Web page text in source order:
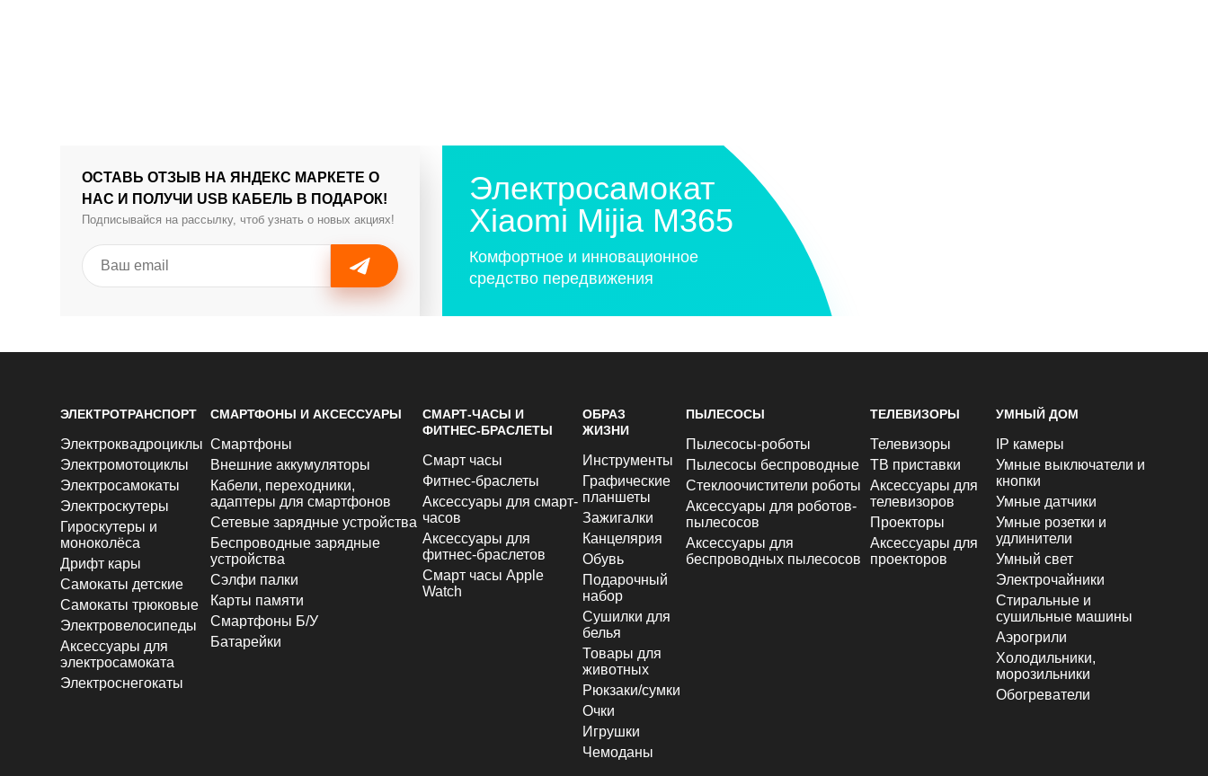
ОСТАВЬ ОТЗЫВ НА ЯНДЕКС МАРКЕТЕ О
НАС И ПОЛУЧИ USB КАБЕЛЬ В ПОДАРОК!
Подписывайся на рассылку, чтоб узнать о новых акциях!
Электросамокат
Xiaomi Mijia M365
Комфортное и инновационное
средство передвижения
ЭЛЕКТРОТРАНСПОРТ
Электроквадроциклы
Электромотоциклы
Электросамокаты
Электроскутеры
Гироскутеры и
моноколёса
Дрифт кары
Самокаты детские
Самокаты трюковые
Электровелосипеды
Аксессуары для
электросамоката
Электроснегокаты
СМАРТФОНЫ И АКСЕССУАРЫ
Смартфоны
Внешние аккумуляторы
Кабели, переходники,
адаптеры для смартфонов
Сетевые зарядные устройства
Беспроводные зарядные
устройства
Сэлфи палки
Карты памяти
Смартфоны Б/У
Батарейки
СМАРТ-ЧАСЫ И
ФИТНЕС-БРАСЛЕТЫ
Смарт часы
Фитнес-браслеты
Аксессуары для смарт-
часов
Аксессуары для
фитнес-браслетов
Смарт часы Apple
Watch
ОБРАЗ
ЖИЗНИ
Инструменты
Графические
планшеты
Зажигалки
Канцелярия
Обувь
Подарочный
набор
Сушилки для
белья
Товары для
животных
Рюкзаки/сумки
Очки
Игрушки
Чемоданы
ПЫЛЕСОСЫ
Пылесосы-роботы
Пылесосы беспроводные
Стеклоочистители роботы
Аксессуары для роботов-
пылесосов
Аксессуары для
беспроводных пылесосов
ТЕЛЕВИЗОРЫ
Телевизоры
ТВ приставки
Аксессуары для
телевизоров
Проекторы
Аксессуары для
проекторов
УМНЫЙ ДОМ
IP камеры
Умные выключатели и
кнопки
Умные датчики
Умные розетки и
удлинители
Умный свет
Электрочайники
Стиральные и
сушильные машины
Аэрогрили
Холодильники,
морозильники
Обогреватели